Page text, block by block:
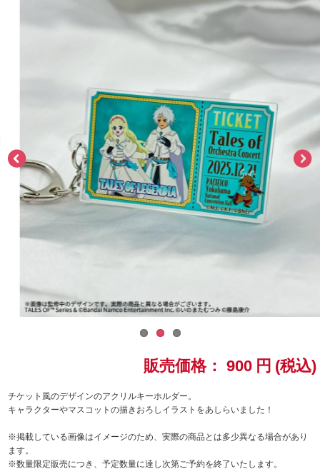
ASOBI STAGE
プレミアム会員とは
太鼓の達人
ACE COMBAT
ナムコクラシック
ガンダムシリーズ
ラブライブ！
ラブライブ！サンシャイン‼
販売価格： 900 円 (税込)
チケット風のデザインのアクリルキーホルダー。
キャラクターやマスコットの描きおろしイラストをあしらいました！
※掲載している画像はイメージのため、実際の商品とは多少異なる場合があり
ます。
※数量限定販売につき、予定数量に達し次第ご予約を終了いたします。